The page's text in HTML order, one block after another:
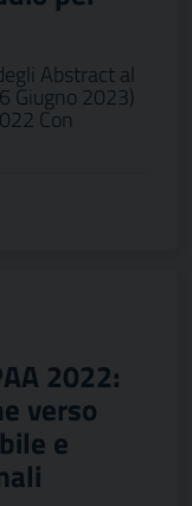
Abstract al
Giugno 2023)
Con
2022:
verso
e